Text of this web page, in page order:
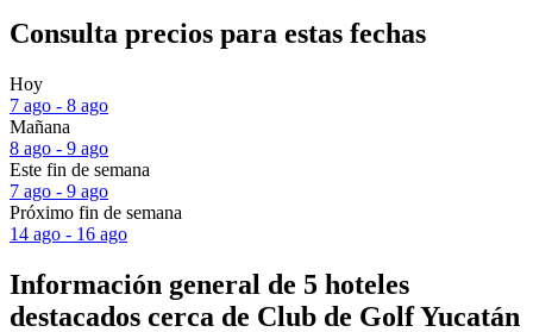
Consulta precios para estas fechas
Hoy
7 ago - 8 ago
Mañana
8 ago - 9 ago
Este fin de semana
7 ago - 9 ago
Próximo fin de semana
14 ago - 16 ago
Información general de 5 hoteles
destacados cerca de Club de Golf Yucatán